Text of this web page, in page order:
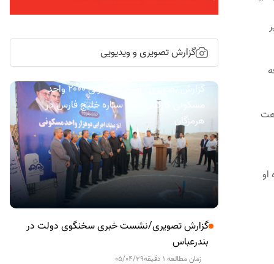
او
گزارش تصویری و ویدیویی
گزارش تصویری/ آیین کلنگ زنی ۲۰۰۰ واحد
مسکونی کارکنان نفت ستاره خلیج فارس در
هرمزگان
گزارش تصویری/نشست خبری سخنگوی دولت در
بندرعباس
زمان مطالعه 1 دقیقه 05/04/29